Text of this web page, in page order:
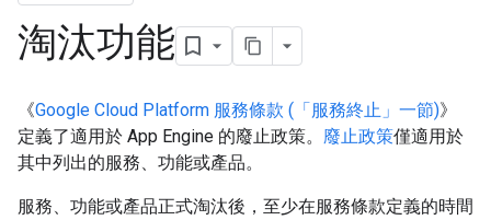
淘汰功能
《Google Cloud Platform 服務條款 (「服務終止」一節)》
定義了適用於 App Engine 的廢止政策。 廢止政策僅適用於
其中列出的服務、功能或產品。
服務、功能或產品正式淘汰後，至少在服務條款定義的時間